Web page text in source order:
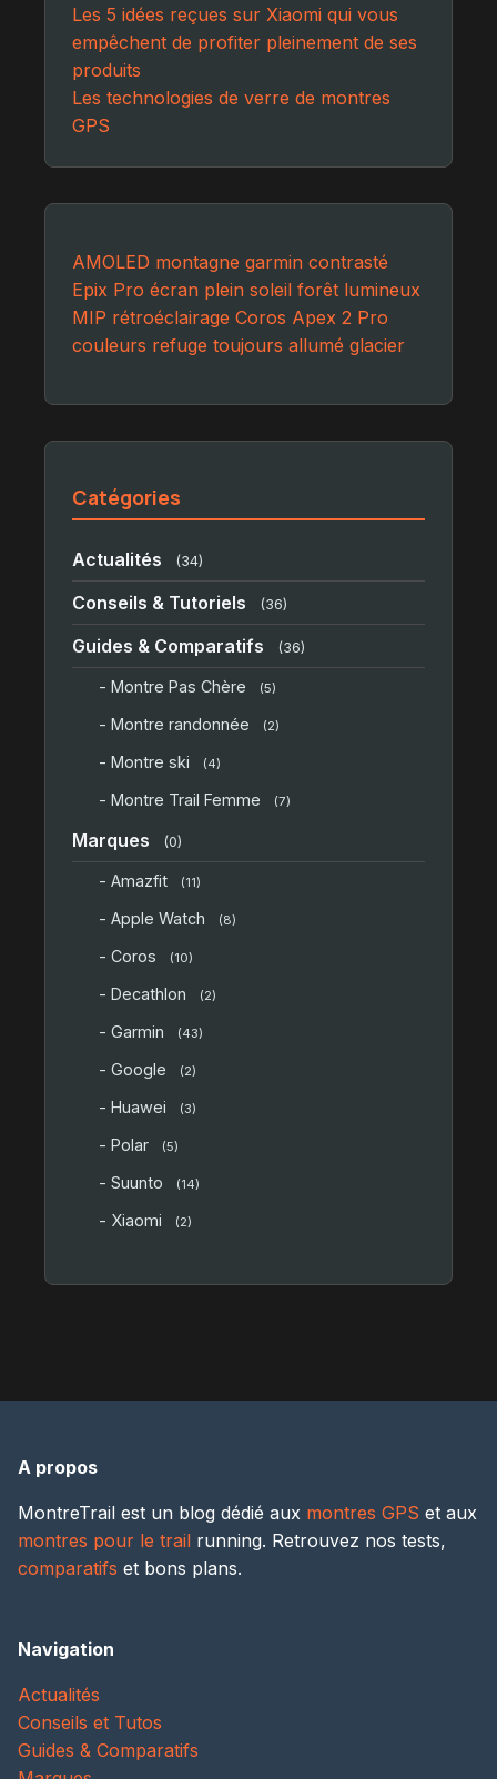
Les 5 idées reçues sur Xiaomi qui vous
empêchent de profiter pleinement de ses
produits
Les technologies de verre de montres
GPS
AMOLED montagne garmin contrasté
Epix Pro écran plein soleil forêt lumineux
MIP rétroéclairage Coros Apex 2 Pro
couleurs refuge toujours allumé glacier
Catégories
Actualités (34)
Conseils & Tutoriels (36)
Guides & Comparatifs (36)
- Montre Pas Chère (5)
- Montre randonnée (2)
- Montre ski (4)
- Montre Trail Femme (7)
Marques (0)
- Amazfit (11)
- Apple Watch (8)
- Coros (10)
- Decathlon (2)
- Garmin (43)
- Google (2)
- Huawei (3)
- Polar (5)
- Suunto (14)
- Xiaomi (2)
A propos
MontreTrail est un blog dédié aux montres GPS et aux
montres pour le trail running. Retrouvez nos tests,
comparatifs et bons plans.
Navigation
Actualités
Conseils et Tutos
Guides & Comparatifs